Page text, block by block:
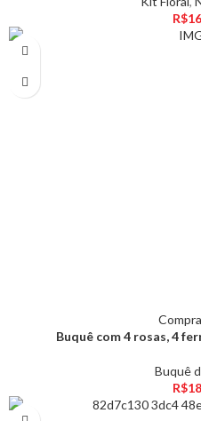
R$
Buquê com 4 rosas, 4
Buquê
R$